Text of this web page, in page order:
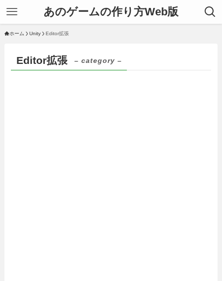
あのゲームの作り方Web版
ホーム Unity Editor拡張
Editor拡張 – category –